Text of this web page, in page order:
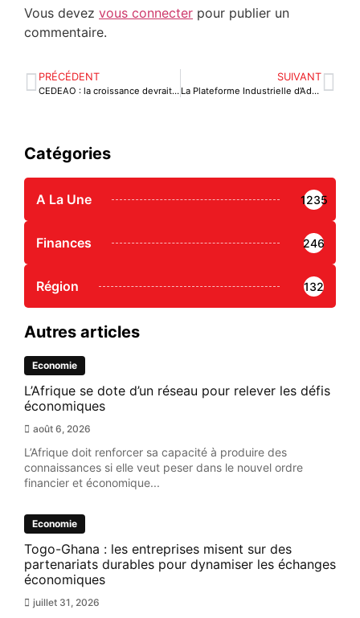
Vous devez vous connecter pour publier un
commentaire.
PRÉCÉDENT
CEDEAO : la croissance devrait atteindre 4,1 % en 2023
SUIVANT
La Plateforme Industrielle d’Adétikopé va exporter aux Etats-Unis
Catégories
A La Une 1235
Finances 246
Région 132
Autres articles
Economie
L’Afrique se dote d’un réseau pour relever les défis
économiques
août 6, 2026
L’Afrique doit renforcer sa capacité à produire des
connaissances si elle veut peser dans le nouvel ordre
financier et économique...
Economie
Togo-Ghana : les entreprises misent sur des
partenariats durables pour dynamiser les échanges
économiques
juillet 31, 2026